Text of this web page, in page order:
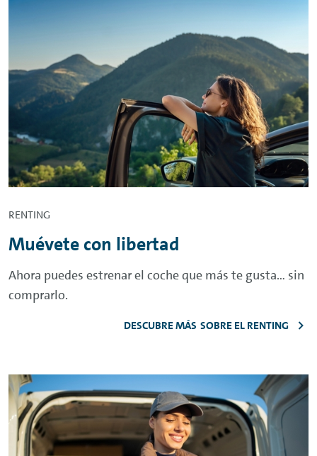
RENTING
Muévete con libertad
Ahora puedes estrenar el coche que más te gusta… sin
comprarlo.
DESCUBRE MÁS SOBRE EL RENTING